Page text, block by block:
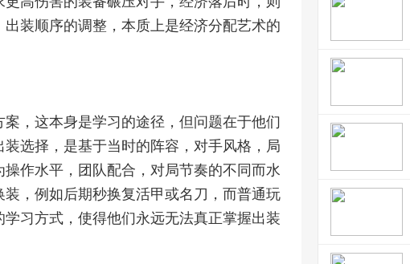
装顺序的调整，本质上是经济分配艺术的
，这本身是学习的途径，但问题在于他们
选择，是基于当时的阵容，对手风格，局
作水平，团队配合，对局节奏的不同而水
，例如后期秒换复活甲或名刀，而普通玩
习方式，使得他们永远无法真正掌握出装